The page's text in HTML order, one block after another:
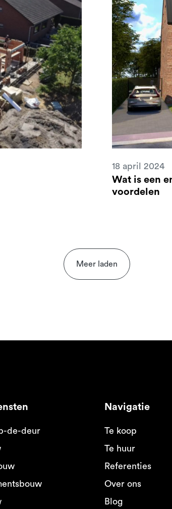
18 april 2024
Wat is een
voordelen
Meer laden
de-deur
Navigatie
Te koop
Te huur
Referenties
Over ons
Blog